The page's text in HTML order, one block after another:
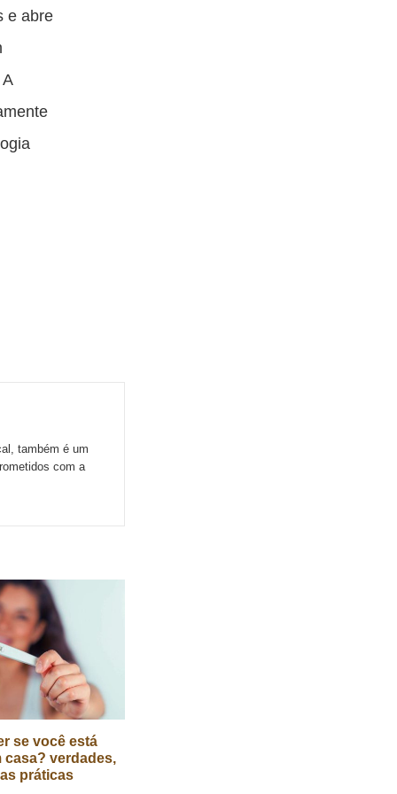
e abre
também é um
com a
se você está
casa? verdades,
práticas